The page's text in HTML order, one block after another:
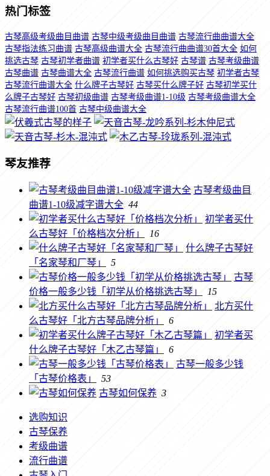
热门标签
古琴高级考级曲目曲谱 古琴中级考级曲目曲谱 古琴流行曲曲谱大全
古琴指法练习曲谱 古琴高级曲谱大全 古琴流行曲曲谱30首大全 如何
挑选古琴 古琴初学者曲谱 初学者买什么古琴好 古琴谱 古琴考级曲谱
古琴曲谱 古琴曲谱大全 古琴流行曲谱 如何挑选购买古琴 初学者古琴
古琴流行曲谱大全 什么牌子古琴好 古琴买什么牌子好 古琴初学买什
么牌子古琴好 古琴初级曲谱 古琴考级曲谱1-10级 古琴考级曲谱大全
古琴流行曲谱100首 古琴中级曲谱大全
琴友推荐
古琴考级曲目
曲谱1-10级减字谱大全 44
初学者买什
么古琴好「价格档次分析」
16
什么牌子古琴好
「名家琴和厂琴」
5
古琴
价格一般多少钱「初学从价格挑选古琴」
15
北方买什
么古琴好「北方古琴品牌分析」
6
初学者买
什么牌子古琴好「木乙古琴篇」
6
古琴一般多少钱
「古琴价格表」
53
古琴如何保养 3
选购知识
古琴保养
考级曲谱
流行曲谱